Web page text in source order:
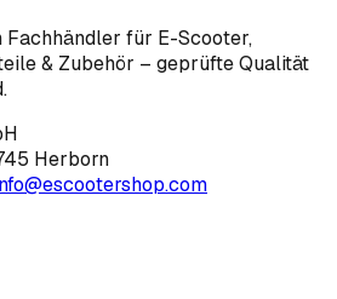
Fachhändler für E-Scooter,
& Zubehör – geprüfte Qualität
Herborn